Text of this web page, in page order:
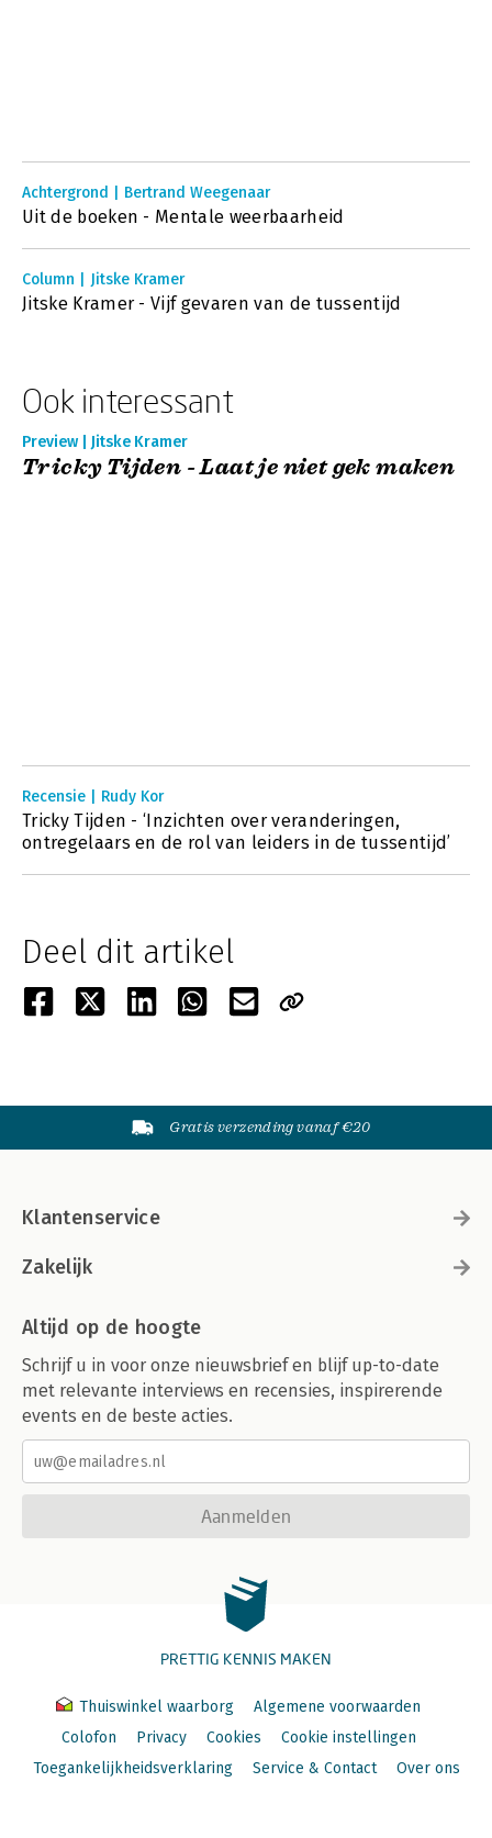
Achtergrond | Bertrand Weegenaar
Uit de boeken - Mentale weerbaarheid
Column | Jitske Kramer
Jitske Kramer - Vijf gevaren van de tussentijd
Ook interessant
Preview | Jitske Kramer
Tricky Tijden - Laat je niet gek maken
Recensie | Rudy Kor
Tricky Tijden - ‘Inzichten over veranderingen,
ontregelaars en de rol van leiders in de tussentijd’
Deel dit artikel
Gratis verzending vanaf €20
Klantenservice
Zakelijk
Altijd op de hoogte
Schrijf u in voor onze nieuwsbrief en blijf up-to-date
met relevante interviews en recensies, inspirerende
events en de beste acties.
Aanmelden
PRETTIG KENNIS MAKEN
Thuiswinkel waarborg
Algemene voorwaarden
Colofon
Privacy Cookies
Cookie instellingen
Toegankelijkheidsverklaring
Service & Contact Over ons